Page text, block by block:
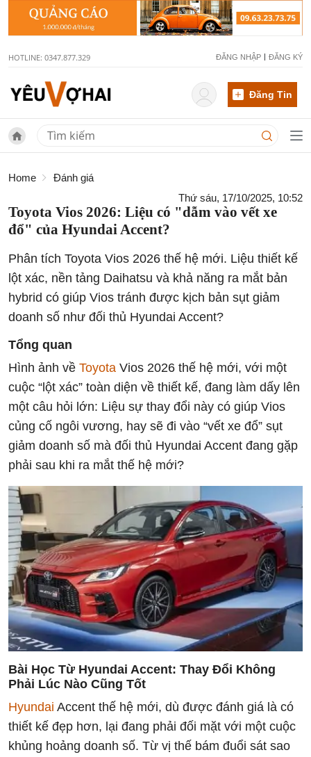
HOTLINE: 0347.877.329 ĐĂNG NHẬP ĐĂNG KÝ
Đăng Tin
Home
Đánh giá
Thứ sáu, 17/10/2025, 10:52
Toyota Vios 2026: Liệu có "dẫm vào vết xe
đổ" của Hyundai Accent?
Phân tích Toyota Vios 2026 thế hệ mới. Liệu thiết kế
lột xác, nền tảng Daihatsu và khả năng ra mắt bản
hybrid có giúp Vios tránh được kịch bản sụt giảm
doanh số như đối thủ Hyundai Accent?
Tổng quan
Hình ảnh về Toyota Vios 2026 thế hệ mới, với một
cuộc “lột xác” toàn diện về thiết kế, đang làm dấy lên
một câu hỏi lớn: Liệu sự thay đổi này có giúp Vios
củng cố ngôi vương, hay sẽ đi vào “vết xe đổ” sụt
giảm doanh số mà đối thủ Hyundai Accent đang gặp
phải sau khi ra mắt thế hệ mới?
Bài Học Từ Hyundai Accent: Thay Đổi Không
Phải Lúc Nào Cũng Tốt
Hyundai Accent thế hệ mới, dù được đánh giá là có
thiết kế đẹp hơn, lại đang phải đối mặt với một cuộc
khủng hoảng doanh số. Từ vị thế bám đuổi sát sao